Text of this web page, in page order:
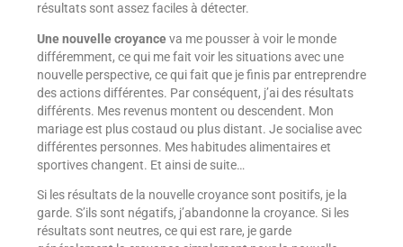
résultats sont assez faciles à détecter.
Une nouvelle croyanceva me pousser à voir le monde
différemment, ce qui me fait voir les situations avec une
nouvelle perspective, ce qui fait que je finis par entreprendre
des actions différentes. Par conséquent, j’ai des résultats
différents. Mes revenus montent ou descendent. Mon
mariage est plus costaud ou plus distant. Je socialise avec
différentes personnes. Mes habitudes alimentaires et
sportives changent. Et ainsi de suite…
Si les résultats de la nouvelle croyance sont positifs, je la
garde. S’ils sont négatifs, j’abandonne la croyance. Si les
résultats sont neutres, ce qui est rare, je garde